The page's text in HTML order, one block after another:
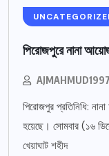
পিরোজপুরে নানা
AJMAHMUD1997
পিরোজপুর প্রতিনিধি:
হয়েছে। সোমবার (১৬
খেয়াঘাট শহীদ